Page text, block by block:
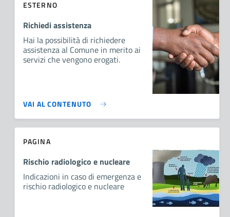
ESTERNO
Richiedi assistenza
Hai la possibilità di richiedere
assistenza al Comune in merito ai
servizi che vengono erogati.
VAI AL CONTENUTO
PAGINA
Rischio radiologico e nucleare
Indicazioni in caso di emergenza e
rischio radiologico e nucleare